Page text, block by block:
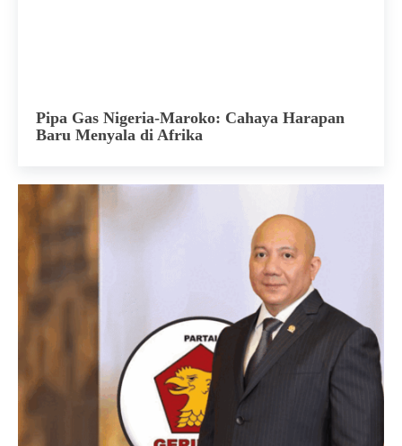
Pipa Gas Nigeria-Maroko: Cahaya Harapan
Baru Menyala di Afrika